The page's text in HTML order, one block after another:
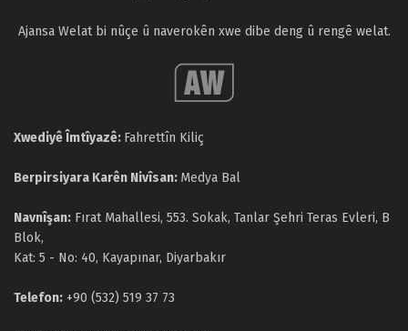
Ajansa Welat bi nûçe û naverokên xwe dibe deng û rengê welat.
Xwediyê Îmtîyazê: Fahrettîn Kiliç
Berpirsiyara Karên Nivîsan: Medya Bal
Navnîşan: Fırat Mahallesi, 553. Sokak, Tanlar Şehri Teras Evleri, B
Blok,
Kat: 5 - No: 40, Kayapınar, Diyarbakır
Telefon: +90 (532) 519 37 73